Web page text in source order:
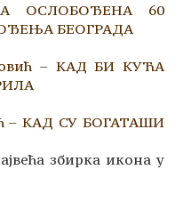
ОСЛОБОЂЕНА 60
БЕОГРАДА
– КАД БИ КУЋА
– КАД СУ БОГАТАШИ
збирка икона у